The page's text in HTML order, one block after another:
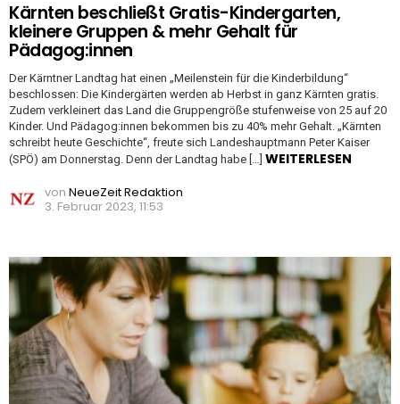
Kärnten beschließt Gratis-Kindergarten,
kleinere Gruppen & mehr Gehalt für
Pädagog:innen
Der Kärntner Landtag hat einen „Meilenstein für die Kinderbildung“
beschlossen: Die Kindergärten werden ab Herbst in ganz Kärnten gratis.
Zudem verkleinert das Land die Gruppengröße stufenweise von 25 auf 20
Kinder. Und Pädagog:innen bekommen bis zu 40% mehr Gehalt. „Kärnten
schreibt heute Geschichte“, freute sich Landeshauptmann Peter Kaiser
(SPÖ) am Donnerstag. Denn der Landtag habe […] WEITERLESEN
von NeueZeit Redaktion
3. Februar 2023, 11:53